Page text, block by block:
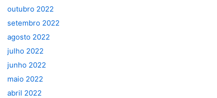
outubro 2022
setembro 2022
agosto 2022
julho 2022
junho 2022
maio 2022
abril 2022